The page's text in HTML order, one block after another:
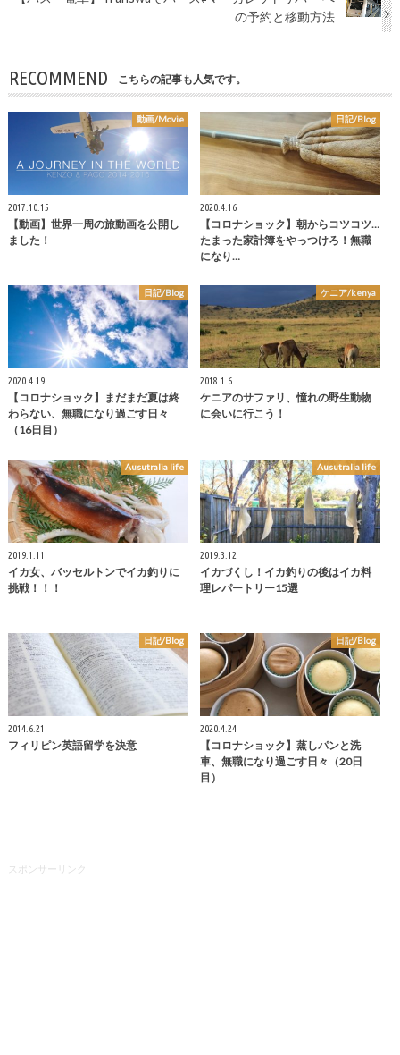
の予約と移動方法
RECOMMEND こちらの記事も人気です。
動画/Movie
2017.10.15
【動画】世界一周の旅動画を公開し
ました！
日記/Blog
2020.4.16
【コロナショック】朝からコツコツ…
たまった家計簿をやっつけろ！無職
になり…
日記/Blog
2020.4.19
【コロナショック】まだまだ夏は終
わらない、無職になり過ごす日々
（16日目）
ケニア/kenya
2018.1.6
ケニアのサファリ、憧れの野生動物
に会いに行こう！
Ausutralia life
2019.1.11
イカ女、バッセルトンでイカ釣りに
挑戦！！！
Ausutralia life
2019.3.12
イカづくし！イカ釣りの後はイカ料
理レパートリー15選
日記/Blog
2014.6.21
フィリピン英語留学を決意
日記/Blog
2020.4.24
【コロナショック】蒸しパンと洗
車、無職になり過ごす日々（20日
目）
スポンサーリンク